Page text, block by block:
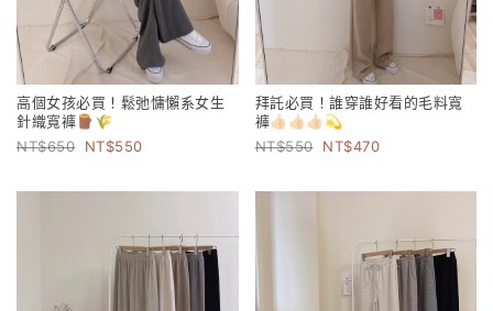
高個女孩必買！鬆弛慵懶系女生
針織寬褲🪵🌾
650
550
拜託必買！誰穿誰好看的毛料寬
褲👍🏻👍🏻👍🏻💫
550
470